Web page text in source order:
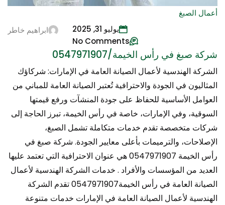
أعمال الصبغ
ابراهيم خاطر
يوليو 31, 2025
No Comments
شركة صبغ في رأس الخيمة/0547971907
الشركة الهندسية لأعمال الصيانة العامة في الإمارات: شركاؤك
المثاليون في الجودة والاحترافية تُعتبر الصيانة العامة للمباني من
العوامل الأساسية للحفاظ على جودة المنشآت ورفع قيمتها
السوقية، وفي الإمارات، خاصة في رأس الخيمة، تبرز الحاجة إلى
شركات متخصصة تقدم خدمات متكاملة تشمل الصبغ،
الإصلاحات، والترميمات بأعلى معايير الجودة. شركة صبغ في
رأس الخيمة 0547971907 هي عنوان الاحترافية التي تعتمد عليها
العديد من المؤسسات والأفراد . خدمات الشركة الهندسية لأعمال
الصيانة العامة في رأس الخيمة0547971907 تقدم الشركة
الهندسية لأعمال الصيانة العامة في الإمارات خدمات متنوعة